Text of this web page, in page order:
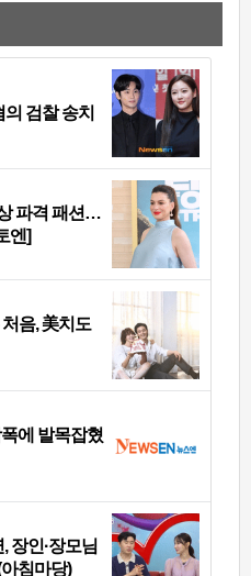
검찰 송치
파격 패션…
엔]
음, 美치도
폭에 발목잡혔
장인·장모님
침마당)